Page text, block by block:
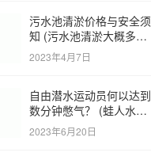
污水池清淤价格与安全须
知 (污水池清淤大概多少
一方)
2023年4月7日
自由潜水运动员何以达到
数分钟憋气？ (蛙人水下
憋气最长多久)
2023年6月20日